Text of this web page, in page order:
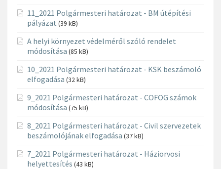
11_2021 Polgármesteri határozat - BM útépítési
pályázat (39 kB)
A helyi környezet védelméről szóló rendelet
módosítása (85 kB)
10_2021 Polgármesteri határozat - KSK beszámoló
elfogadása (32 kB)
9_2021 Polgármesteri határozat - COFOG számok
módosítása (75 kB)
8_2021 Polgármesteri határozat - Civil szervezetek
beszámolójának elfogadása (37 kB)
7_2021 Polgármesteri határozat - Háziorvosi
helyettesítés (43 kB)